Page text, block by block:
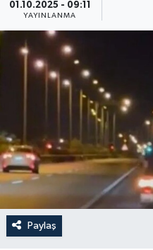
01.10.2025 - 09:11
YAYINLANMA
Paylaş
Magazin
Resmi İlan
Sağlık & Yaşam
Spor